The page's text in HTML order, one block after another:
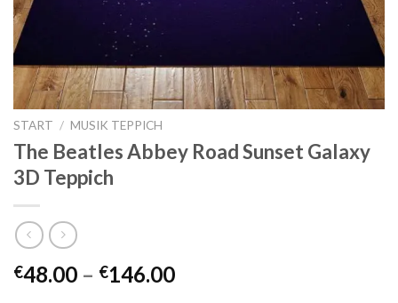
START / MUSIK TEPPICH
The Beatles Abbey Road Sunset Galaxy
3D Teppich
€48.00 – €146.00Preisspanne: